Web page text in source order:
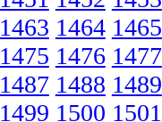
1463 1464 1465
1475 1476 1477
1487 1488 1489
1499 1500 1501